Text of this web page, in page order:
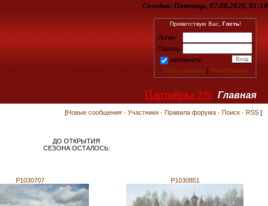
Сегодня: Пятница, 07.08.2026, 01:10
Приветствую Вас, Гость!
Логин:
Пароль:
запомнить
Забыл пароль | Регистрация
Партнёрка 2% Главная
[Новые сообщения · Участники · Правила форума · Поиск · RSS ]
ДО ОТКРЫТИЯ
СЕЗОНА ОСТАЛОСЬ:
P1030707 P1030851